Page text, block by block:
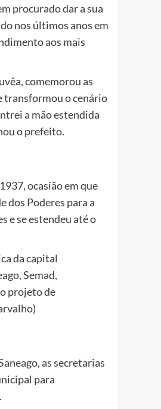
procurado dar a sua
nos últimos anos em
aos mais
comemorou as
transformou o cenário
a mão estendida
o prefeito.
ocasião em que
dos Poderes para a
e se estendeu até o
Semad,
projeto de
, as secretarias
para